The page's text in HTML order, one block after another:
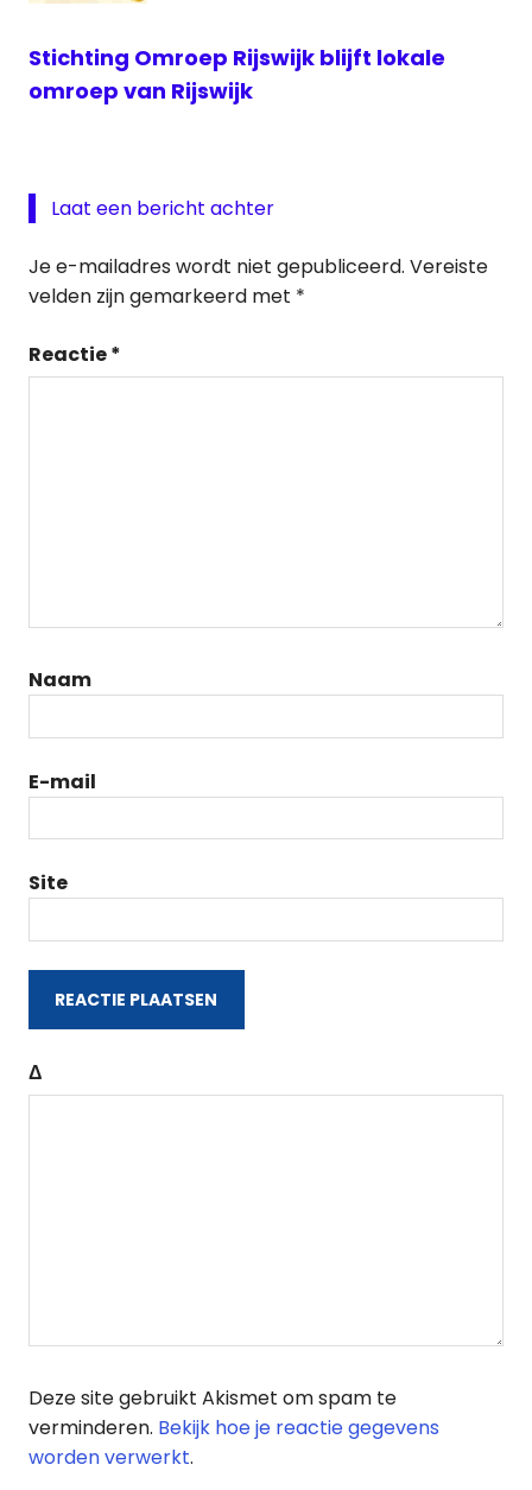
Stichting Omroep Rijswijk blijft lokale
omroep van Rijswijk
Laat een bericht achter
Je e-mailadres wordt niet gepubliceerd. Vereiste
velden zijn gemarkeerd met *
Reactie*
Naam
E-mail
Site
Δ
Deze site gebruikt Akismet om spam te
verminderen. Bekijk hoe je reactie gegevens
worden verwerkt.